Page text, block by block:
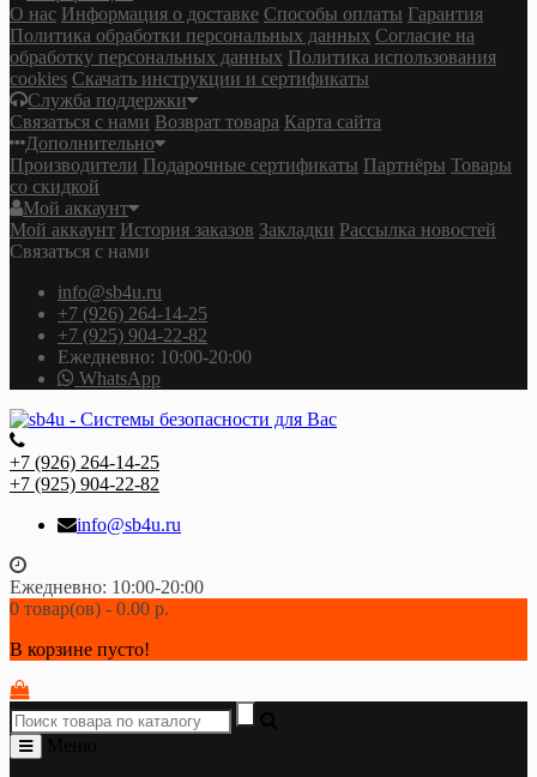
О нас Информация о доставке Cпособы оплаты Гарантия
Политика обработки персональных данных Согласие на
обработку персональных данных Политика использования
cookies Скачать инструкции и сертификаты
Служба поддержки
Связаться с нами Возврат товара Карта сайта
Дополнительно
Производители Подарочные сертификаты Партнёры Товары
со скидкой
Мой аккаунт
Мой аккаунт История заказов Закладки Рассылка новостей
Связаться с нами
info@sb4u.ru
+7 (926) 264-14-25
+7 (925) 904-22-82
Ежедневно: 10:00-20:00
WhatsApp
+7 (926) 264-14-25
+7 (925) 904-22-82
info@sb4u.ru
Ежедневно: 10:00-20:00
0 товар(ов) - 0.00 р.
В корзине пусто!